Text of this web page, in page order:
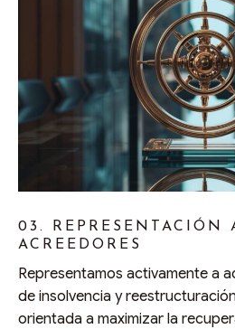
03. REPRESENTACIÓN
ACREEDORES
Representamos activamente a
de insolvencia y
orientada a maximizar la